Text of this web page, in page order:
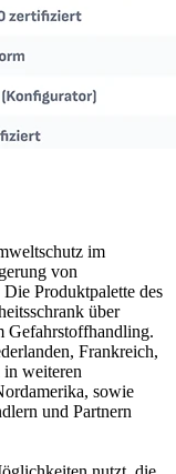
im
von
Produktpalette des
über
Gefahrstoffhandling.
Frankreich,
in weiteren
sowie
und Partnern